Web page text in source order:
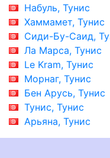
Набуль, Тунис
Хаммамет, Тунис
Сиди-Бу-Саид,
Ла Марса, Тунис
Le Kram, Тунис
Морнаг, Тунис
Бен Арусь, Тунис
Тунис, Тунис
Арьяна, Тунис